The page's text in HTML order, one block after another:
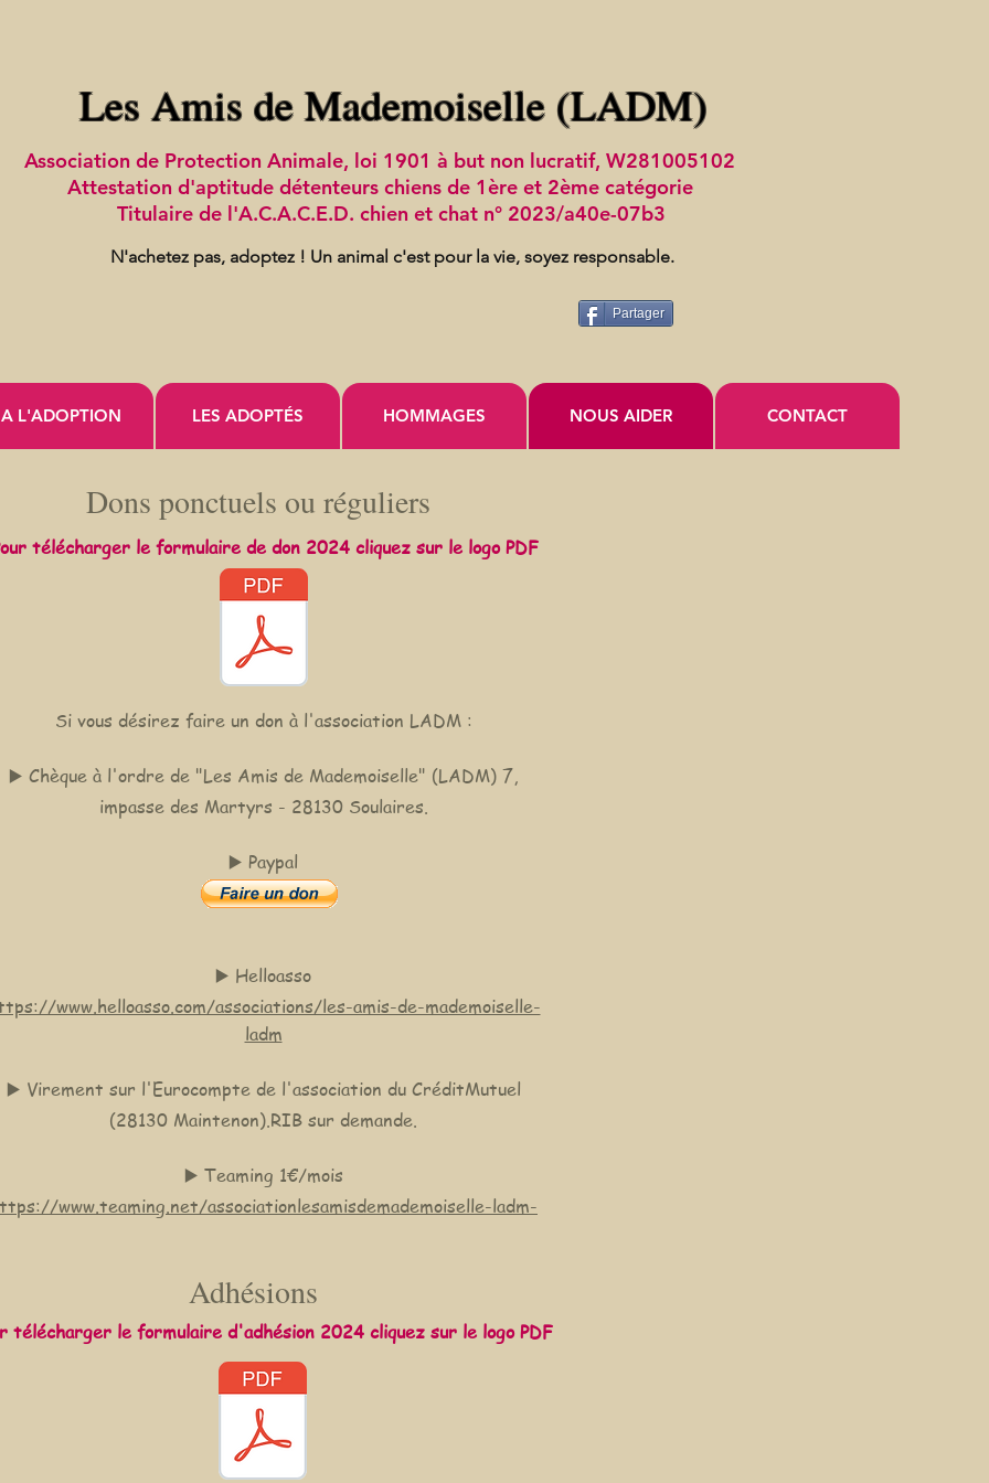
Les Amis de Mademoiselle (LADM)
Association de Protection Animale, loi 1901 à but non lucratif, W281005102
Attestation d'aptitude détenteurs chiens de 1ère et 2ème catégorie
Titulaire de l'A.C.A.C.E.D. chien et chat n° 2023/a40e-07b3
N'achetez pas, adoptez ! Un animal c'est pour la vie, soyez responsable.
Partager
A L'ADOPTION LES ADOPTÉS HOMMAGES NOUS AIDER CONTACT
Dons ponctuels ou réguliers
télécharger le formulaire de don 2024 cliquez sur le logo PDF
Si vous désirez faire un don à l'association LADM :
▶️ Chèque à l'ordre de "Les Amis de Mademoiselle" (LADM) 7,
impasse des Martyrs - 28130 Soulaires.
▶️ Paypal
▶️ Helloasso
www.helloasso.com/associations/les-amis-de-mademoiselle-
ladm
▶️ Virement sur l'Eurocompte de l'association du CréditMutuel
(28130 Maintenon).RIB sur demande.
▶️ Teaming 1€/mois
www.teaming.net/associationlesamisdemademoiselle-ladm-
Adhésions
télécharger le formulaire d'adhésion 2024 cliquez sur le logo PDF